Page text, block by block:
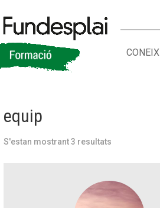
CONEIX
equip
S'estan mostrant 3 resultats
ACTIVITATS D'ESTIU
CASES DE COLÒNIES
ACTIVITATS D'ESTIU
CASES DE COLÒNIES